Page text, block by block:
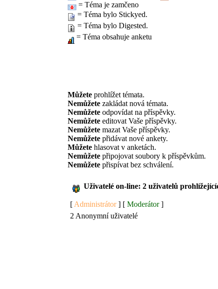
= Téma je zamčeno
= Téma bylo Stickyed.
= Téma bylo Digested.
= Téma obsahuje anketu
Můžete prohlížet témata.
Nemůžete zakládat nová témata.
Nemůžete odpovídat na příspěvky.
Nemůžete editovat Vaše příspěvky.
Nemůžete mazat Vaše příspěvky.
Nemůžete přidávat nové ankety.
Můžete hlasovat v anketách.
Nemůžete připojovat soubory k příspěvkům.
Nemůžete přispívat bez schválení.
Uživatelé on-line: 2 uživatelů
[ Administrátor] [ Moderátor]
2 Anonymní uživatelé